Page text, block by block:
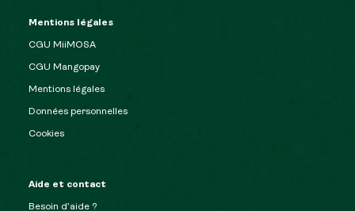
Mentions légales
CGU MiiMOSA
CGU Mangopay
Mentions légales
Données personnelles
Cookies
Aide et contact
Besoin d’aide ?